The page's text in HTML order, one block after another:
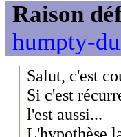
Raison
humpty-
Salut, c'est
Si c'est
l'est aussi...
L'hypothèse